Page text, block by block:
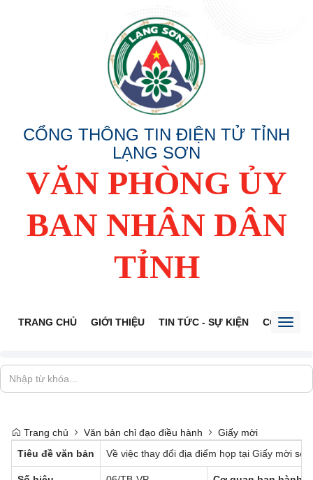
CỔNG THÔNG TIN ĐIỆN TỬ TỈNH
LẠNG SƠN
VĂN PHÒNG ỦY
BAN NHÂN DÂN
TỈNH
TRANG CHỦ GIỚI THIỆU TIN TỨC - SỰ KIỆN CỔNG
Trang chủ Văn bản chỉ đạo điều hành
Giấy mời
Tiêu đề văn bản
Về việc thay đổi địa điểm họp tại Giấy mời số